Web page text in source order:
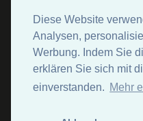
Diese Website
Analysen,
Werbung. Indem Sie
erklären Sie sich mit
einverstanden. Mehr